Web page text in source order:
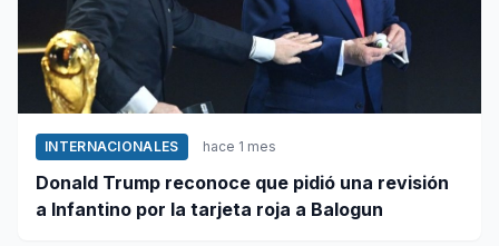
INTERNACIONALES hace 1 mes
Donald Trump reconoce que pidió una revisión
a Infantino por la tarjeta roja a Balogun